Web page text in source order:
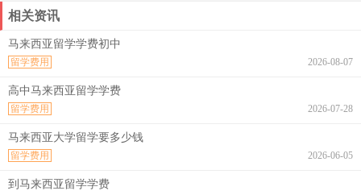
相关资讯
马来西亚留学学费初中
2026-08-07
留学费用
高中马来西亚留学学费
2026-07-28
留学费用
马来西亚大学留学要多少钱
2026-06-05
留学费用
到马来西亚留学学费